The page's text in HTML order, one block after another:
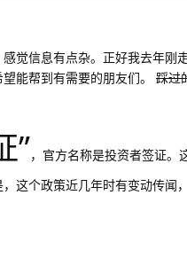
觉信息有点杂。正好我去年刚
能帮到有需要的朋友们。 踩过
”，官方名称是投资者签证。
这个政策近几年时有变动传闻